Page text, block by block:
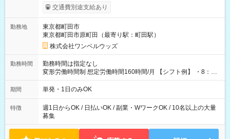
いOK！（規定あり） ┗働いたその日に現金GET♪ お仕事後はコ
ンビニATMから 日払い分を引き落とせます！ 【試用期間】試
交通費別途支給あり
勤務地
東京都町田市
東京都町田市原町田（最寄り駅：町田駅）
株式会社ワンベルウッズ
勤務時間
勤務時間は指定なし
変形労働時間制 想定労働時間160時間/月 【シフト例】 ・8：00
～21：00
期間 単発・1日のみOK
特徴
週1日からOK / 日払いOK / 副業・WワークOK / 10名以上の大量
募集